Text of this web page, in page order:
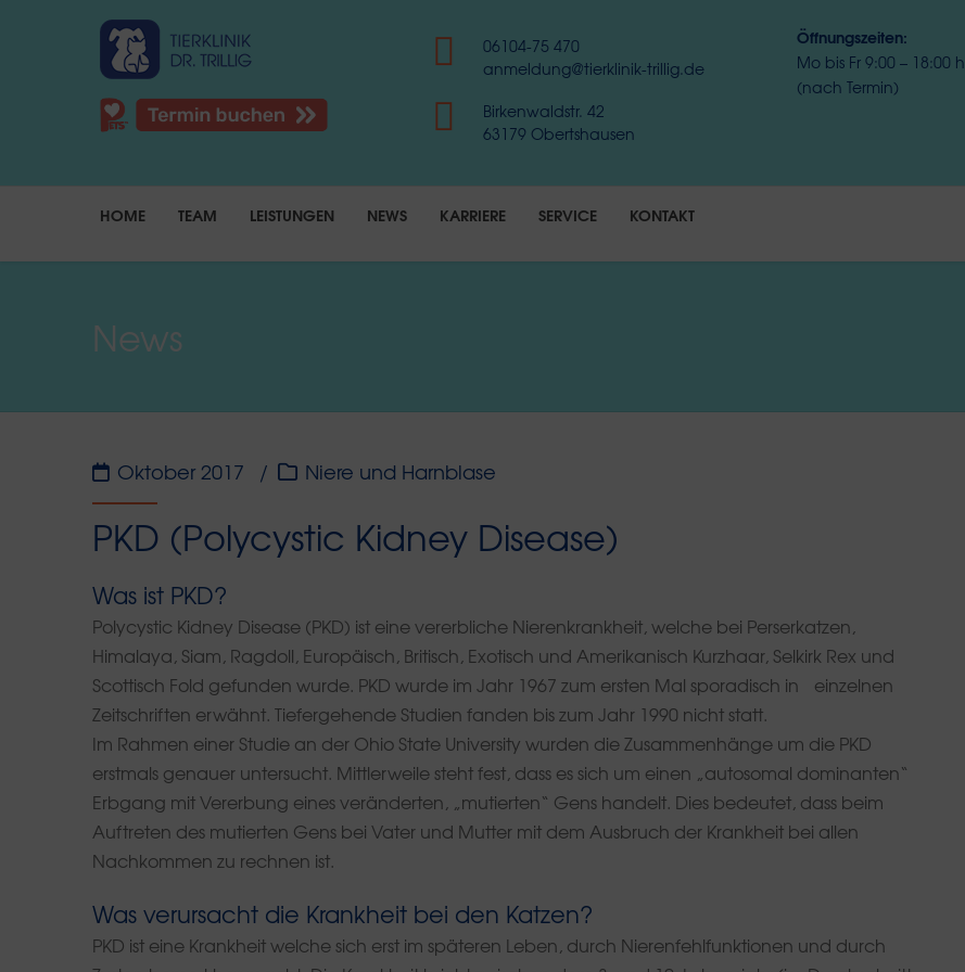
06104-75 470
anmeldung@tierklinik-trillig.de
Birkenwaldstr. 42
63179 Obertshausen
Öffnungszeiten:
Mo bis Fr 9:00 – 18:00 h
(nach Termin)
HOME TEAM LEISTUNGEN NEWS KARRIERE SERVICE KONTAKT
News
Oktober 2017 Niere und Harnblase
PKD (Polycystic Kidney Disease)
Was ist PKD?
Polycystic Kidney Disease (PKD) ist eine vererbliche Nierenkrankheit, welche bei Perserkatzen,
Himalaya, Siam, Ragdoll, Europäisch, Britisch, Exotisch und Amerikanisch Kurzhaar, Selkirk Rex und
Scottisch Fold gefunden wurde. PKD wurde im Jahr 1967 zum ersten Mal sporadisch in einzelnen
Zeitschriften erwähnt. Tiefergehende Studien fanden bis zum Jahr 1990 nicht statt.
Im Rahmen einer Studie an der Ohio State University wurden die Zusammenhänge um die PKD
erstmals genauer untersucht. Mittlerweile steht fest, dass es sich um einen „autosomal dominanten“
Erbgang mit Vererbung eines veränderten, „mutierten“ Gens handelt. Dies bedeutet, dass beim
Auftreten des mutierten Gens bei Vater und Mutter mit dem Ausbruch der Krankheit bei allen
Nachkommen zu rechnen ist.
Was verursacht die Krankheit bei den Katzen?
PKD ist eine Krankheit welche sich erst im späteren Leben, durch Nierenfehlfunktionen und durch